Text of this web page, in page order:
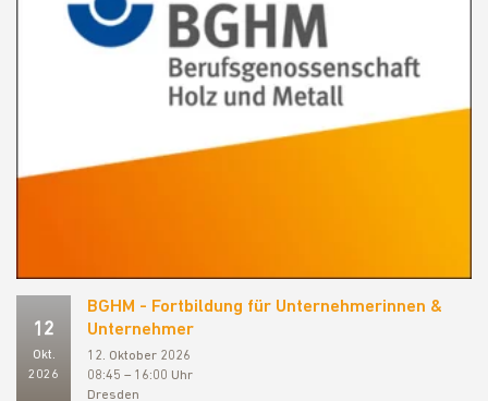
12
Okt.
2026
BGHM - Fortbildung für Unternehmerinnen &
Unternehmer
12. Oktober 2026
08:45 – 16:00 Uhr
Dresden